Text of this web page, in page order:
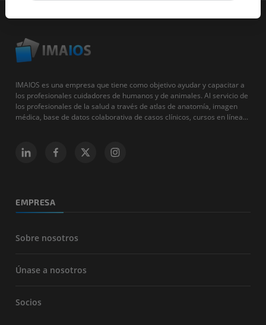
IMAIOS es una empresa que tiene como objetivo ayudar y capacitar a
los profesionales cuidadores de humanos y de animales. Al servicio de
los profesionales de la salud a través de atlas de anatomía, imagen
médica, base de datos colaborativa de casos clínicos, cursos en línea...
EMPRESA
Sobre nosotros
Únase a nosotros
Socios